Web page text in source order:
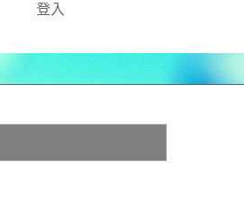
登入